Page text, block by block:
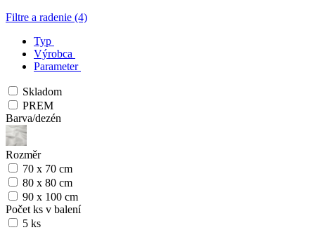
Filtre a radenie (4)
Typ
Výrobca
Parameter
Skladom
PREM
Barva/dezén
Rozměr
70 x 70 cm
80 x 80 cm
90 x 100 cm
Počet ks v balení
5 ks